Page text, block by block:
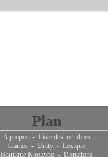
Plan
A propos - Liste des membres
Games - Unity - Lexique
Boutique Kookyoo - Donations